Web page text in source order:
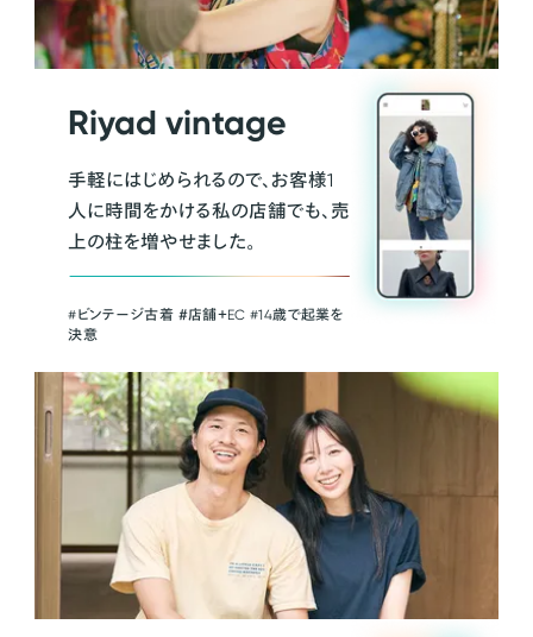
Riyad vintage
手軽にはじめられるので、お客様1
人に時間をかける私の店舗でも、売
上の柱を増やせました。
#ビンテージ古着 ＃店舗＋EC #14歳で起業を
決意